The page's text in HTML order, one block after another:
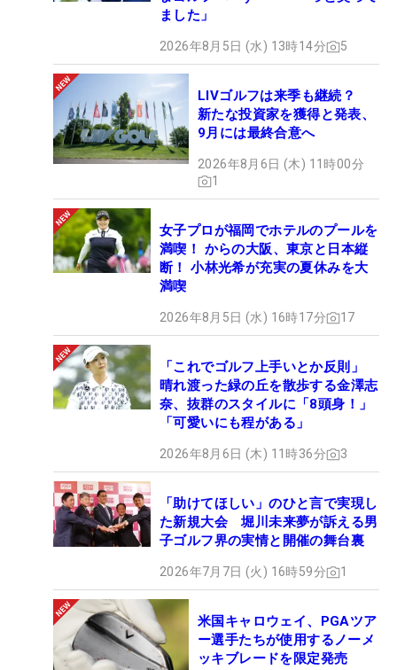
ました」
2026年8月5日 (水) 13時14分 5
LIVゴルフは来季も継続？
新たな投資家を獲得と発表、
9月には最終合意へ
2026年8月6日 (木) 11時00分
1
女子プロが福岡でホテルのプールを
満喫！ からの大阪、東京と日本縦
断！ 小林光希が充実の夏休みを大
満喫
2026年8月5日 (水) 16時17分 17
「これでゴルフ上手いとか反則」
晴れ渡った緑の丘を散歩する金澤志
奈、抜群のスタイルに「8頭身！」
「可愛いにも程がある」
2026年8月6日 (木) 11時36分 3
「助けてほしい」のひと言で実現し
た新規大会 堀川未来夢が訴える男
子ゴルフ界の実情と開催の舞台裏
2026年7月7日 (火) 16時59分 1
米国キャロウェイ、PGAツア
ー選手たちが使用するノーメ
ッキブレードを限定発売